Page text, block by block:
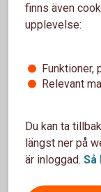
Ibland kan
skydda dig
in på
av Mobilt
Allt du
och din
Se film om
medID-
finns även
upplevelse:
Funktioner,
Relevant
Du kan ta
längst ner på
är inloggad. Så